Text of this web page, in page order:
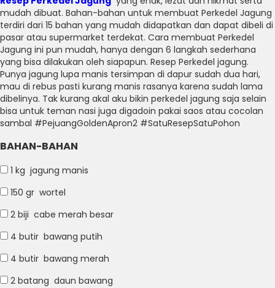
mudah dibuat. Bahan-bahan untuk membuat Perkedel Jagung
terdiri dari 15 bahan yang mudah didapatkan dan dapat dibeli di
pasar atau supermarket terdekat. Cara membuat Perkedel
Jagung ini pun mudah, hanya dengan 6 langkah sederhana
yang bisa dilakukan oleh siapapun. Resep Perkedel jagung.
Punya jagung lupa manis tersimpan di dapur sudah dua hari,
mau di rebus pasti kurang manis rasanya karena sudah lama
dibelinya. Tak kurang akal aku bikin perkedel jagung saja selain
bisa untuk teman nasi juga digadoin pakai saos atau cocolan
sambal #PejuangGoldenApron2 ​​#SatuResepSatuPohon
BAHAN-BAHAN
1 kg jagung manis
150 gr wortel
2 biji cabe merah besar
4 butir bawang putih
4 butir bawang merah
2 batang daun bawang